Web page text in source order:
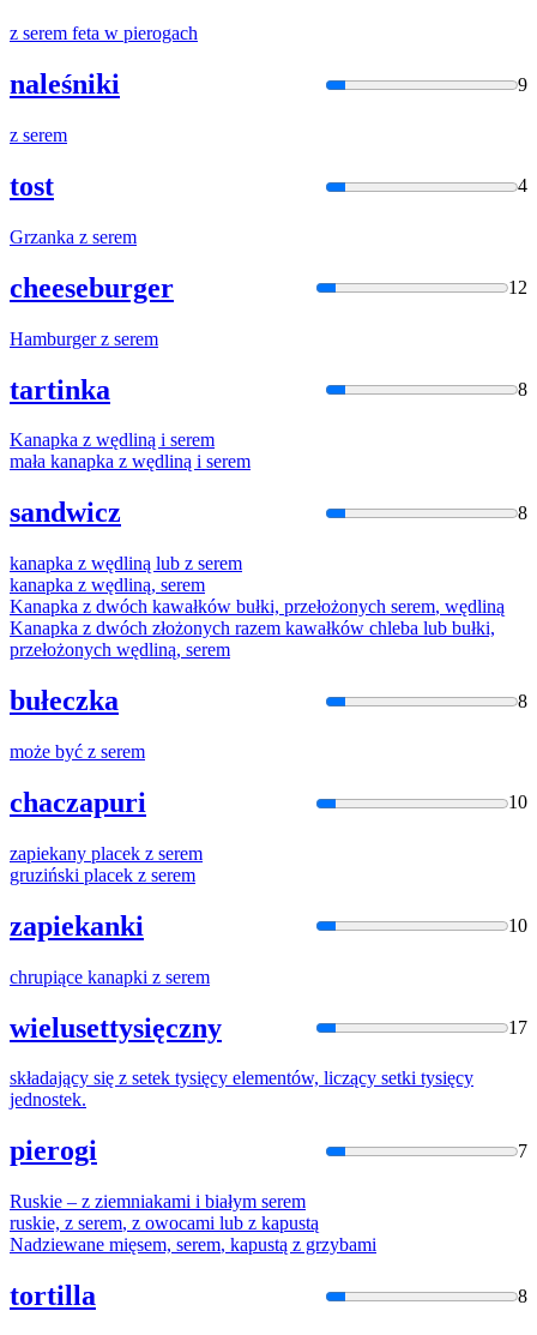
z serem feta w pierogach
naleśniki 9
z serem
tost 4
Grzanka z serem
cheeseburger 12
Hamburgerz serem
tartinka 8
Kanapka z wędliną i serem
mała kanapka z wędliną i serem
sandwicz 8
kanapka z wędliną lub z serem
kanapka z wędliną, serem
Kanapka z dwóch kawałków bułki, przełożonych serem, wędliną
Kanapka z dwóch złożonych razem kawałków chleba lub bułki,
przełożonych wędliną, serem
bułeczka 8
może być z serem
chaczapuri 10
zapiekany placek z serem
gruziński placek z serem
zapiekanki 10
chrupiące kanapki z serem
wielusettysięczny 17
składający się z setek tysięcy elementów, liczący setki tysięcy
jednostek.
pierogi 7
Ruskie – z ziemniakami i białym serem
ruskie, z serem, z owocami lub z kapustą
Nadziewane mięsem, serem, kapustą z grzybami
tortilla 8